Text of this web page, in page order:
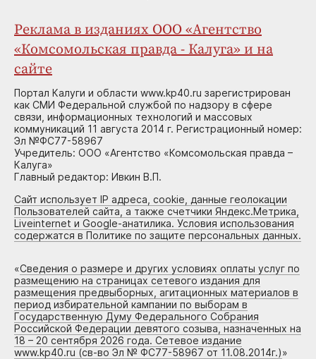
Реклама в изданиях ООО «Агентство
«Комсомольская правда - Калуга» и на
сайте
Портал Калуги и области www.kp40.ru зарегистрирован
как СМИ Федеральной службой по надзору в сфере
связи, информационных технологий и массовых
коммуникаций 11 августа 2014 г. Регистрационный номер:
Эл №ФС77-58967
Учредитель: ООО «Агентство «Комсомольская правда –
Калуга»
Главный редактор: Ивкин В.П.
Сайт использует IP адреса, cookie, данные геолокации
Пользователей сайта, а также счетчики Яндекс.Метрика,
Liveinternet и Google-анатилика. Условия использования
содержатся в Политике по защите персональных данных.
«Сведения о размере и других условиях оплаты услуг по
размещению на страницах сетевого издания для
размещения предвыборных, агитационных материалов в
период избирательной кампании по выборам в
Государственную Думу Федерального Собрания
Российской Федерации девятого созыва, назначенных на
18 – 20 сентября 2026 года. Сетевое издание
www.kp40.ru (св-во Эл № ФС77-58967 от 11.08.2014г.)»